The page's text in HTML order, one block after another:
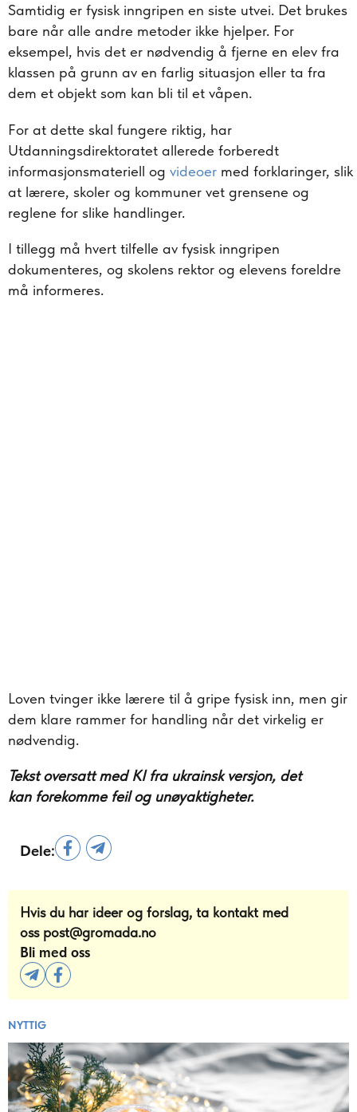
Samtidig er fysisk inngripen en siste utvei. Det brukes
bare når alle andre metoder ikke hjelper. For
eksempel, hvis det er nødvendig å fjerne en elev fra
klassen på grunn av en farlig situasjon eller ta fra
dem et objekt som kan bli til et våpen.
For at dette skal fungere riktig, har
Utdanningsdirektoratet allerede forberedt
informasjonsmateriell og videoer med forklaringer, slik
at lærere, skoler og kommuner vet grensene og
reglene for slike handlinger.
I tillegg må hvert tilfelle av fysisk inngripen
dokumenteres, og skolens rektor og elevens foreldre
må informeres.
Loven tvinger ikke lærere til å gripe fysisk inn, men gir
dem klare rammer for handling når det virkelig er
nødvendig.
Tekst oversatt med KI fra ukrainsk versjon, det
kan forekomme feil og unøyaktigheter.
Dele:
Hvis du har ideer og forslag, ta kontakt med
oss post@gromada.no
Bli med oss
NYTTIG